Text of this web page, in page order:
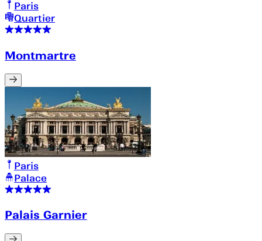
Paris
Quartier
Montmartre
Paris
Palace
Palais Garnier